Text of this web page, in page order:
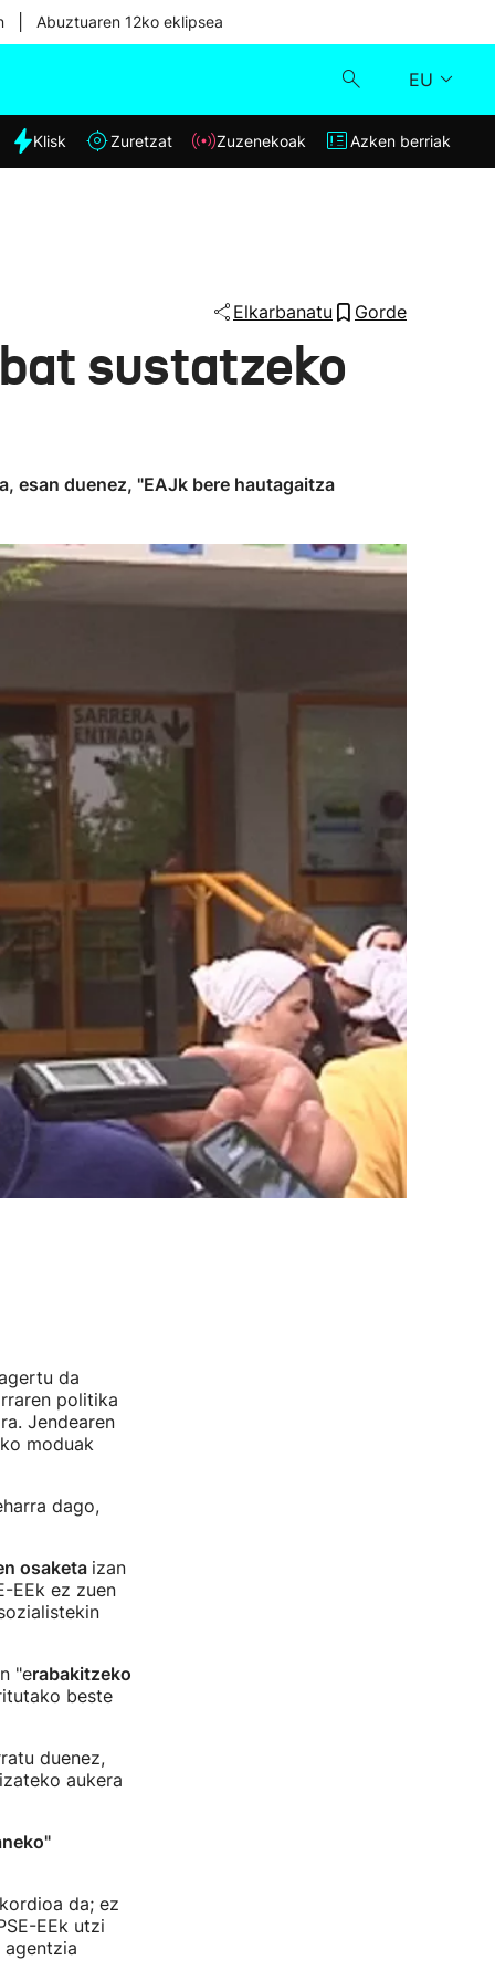
Abuztuaren 12ko eklipsea
EU
Klisk
Azken berriak
Klisk Zuretzat Zuzenekoak Azken berriak
Elkarbanatu Gorde
sustatzeko
esan duenez, "EAJk bere hautagaitza
da
politika
Jendearen
moduak
dago,
osaketa izan
EEk ez zuen
"erabakitzeko
beste
duenez,
aukera
da; ez
EEk utzi